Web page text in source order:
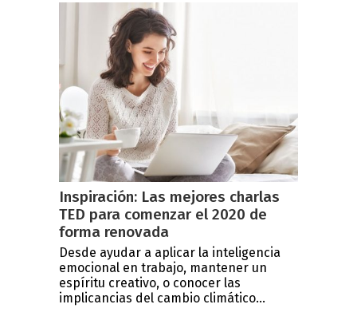
Inspiración: Las mejores charlas
TED para comenzar el 2020 de
forma renovada
Desde ayudar a aplicar la inteligencia
emocional en trabajo, mantener un
espíritu creativo, o conocer las
implicancias del cambio climático...